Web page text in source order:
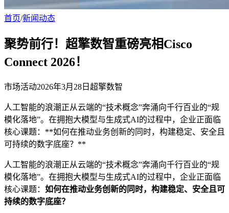
首页/新闻动态
聚势前行！超擎数智重磅亮相Cisco
Connect 2026！
市场活动2026年3月28日 超擎数智
人工智能的浪潮正从云端的“技术概念”奔涌向千行百业的“规
模化落地”。在拥抱大模型与生成式AI的过程中，企业正面临
核心课题：**如何在推动业务创新的同时，构建稳定、安全且
可持续的数字底座？**
人工智能的浪潮正从云端的“技术概念”奔涌向千行百业的“规
模化落地”。在拥抱大模型与生成式AI的过程中，企业正面临
核心课题： 如何在推动业务创新的同时，构建稳定、安全且可
持续的数字底座？